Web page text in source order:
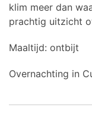
klim meer dan
prachtig uitzicht
Maaltijd: ontbijt
Overnachting in